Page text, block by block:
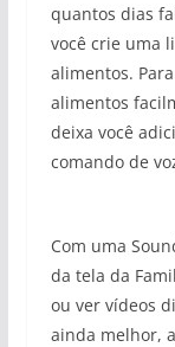
quantos dias
você crie uma
alimentos.
alimentos
deixa você
comando de
Com uma
da tela da
ou ver vídeos
ainda melhor,